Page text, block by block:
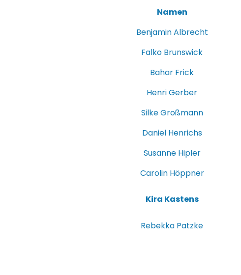
Namen
Benjamin Albrecht
Falko Brunswick
Bahar Frick
Henri Gerber
Silke Großmann
Daniel Henrichs
Susanne Hipler
Carolin Höppner
Kira Kastens
Rebekka Patzke